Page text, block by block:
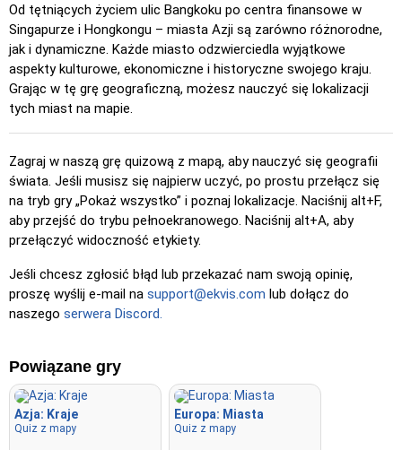
Kliknij (bardzo proste) : Działa jak „Kliknij”, ale po
najechaniu kursorem na lokalizację jej nazwa zostaje
wyświetlona.
Kliknij (łatwe): Podobne do „Kliknij”, ale podświetlane są
trzy możliwe lokalizacje, aby ułatwić wybór.
Kliknij (trudno): Jak „Kliknij”, ale po kliknięciu lokalizacje
wracają do pierwotnego koloru.
Kliknij (bez granic): Jak „Kliknij”, ale bez widocznych
granic, co zwiększa poziom trudności.
Kliknij (flagi) : Jak „Kliknij”, ale wyświetlana jest tylko flaga –
bez nazw.
Wielokrotny wybór: Wybierz poprawną odpowiedź spośród
Wpisz losowo: Wpisz nazwy lokalizacji w dowolnej
kolejności; zostaną one podświetlone na mapie w miarę
postępów.
Wpisz: Wpisz nazwę podświetlonej lokalizacji.
Od tętniących życiem ulic Bangkoku po centra finansowe w
Singapurze i Hongkongu – miasta Azji są zarówno różnorodne,
jak i dynamiczne. Każde miasto odzwierciedla wyjątkowe
aspekty kulturowe, ekonomiczne i historyczne swojego kraju.
Grając w tę grę geograficzną, możesz nauczyć się lokalizacji
tych miast na mapie.
Zagraj w naszą grę quizową z mapą, aby nauczyć się geografii
świata. Jeśli musisz się najpierw uczyć, po prostu przełącz się
na tryb gry „Pokaż wszystko” i poznaj lokalizacje. Naciśnij alt+F,
aby przejść do trybu pełnoekranowego. Naciśnij alt+A, aby
przełączyć widoczność etykiety.
Jeśli chcesz zgłosić błąd lub przekazać nam swoją opinię,
proszę wyślij e-mail na support@ekvis.com lub dołącz do
naszego serwera Discord.
Powiązane gry
Azja: Kraje
Quiz z mapy
Europa: Miasta
Quiz z mapy